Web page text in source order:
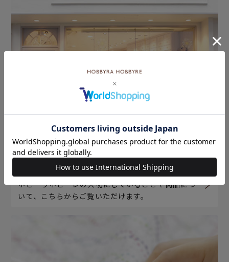
ホビーラホビーレについて
ホビーラホビーレの大切にしていることや商品につ
いて、こちらからご覧いただけます。